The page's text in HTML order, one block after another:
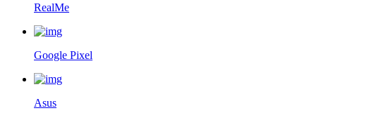
RealMe
Google Pixel
Asus